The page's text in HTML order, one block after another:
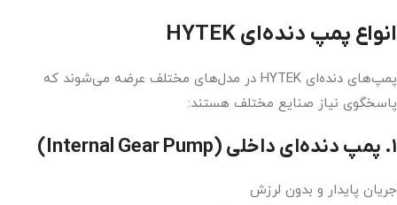
انواع پمپ دنده‌ای HYTEK
پمپ‌های دنده‌ای HYTEK در مدل‌های مختلف عرضه می‌شوند که
پاسخگوی نیاز صنایع مختلف هستند:
۱. پمپ دنده‌ای داخلی (Internal Gear Pump)
جریان پایدار و بدون لرزش